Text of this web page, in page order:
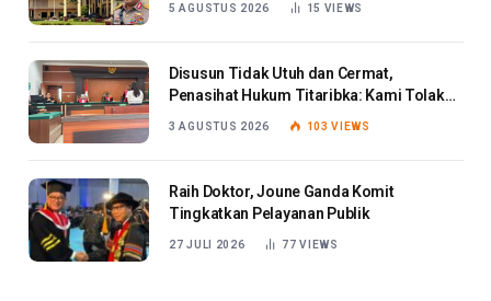
5 AGUSTUS 2026 15 VIEWS
Disusun Tidak Utuh dan Cermat,
Penasihat Hukum Titaribka: Kami Tolak
3 AGUSTUS 2026 103VIEWS
Raih Doktor, Joune Ganda Komit
Tingkatkan Pelayanan Publik
27 JULI 2026 77VIEWS